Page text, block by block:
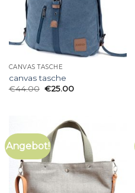
CANVAS TASCHE
canvas tasche
€44.00 €25.00
Angebot!